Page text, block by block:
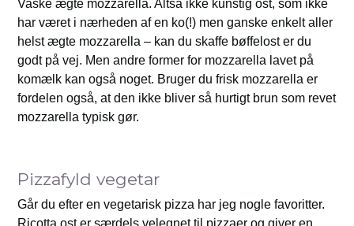
Vaske ægte mozzarella. Altså ikke kunstig ost, som ikke
har været i nærheden af en ko(!) men ganske enkelt aller
helst ægte mozzarella – kan du skaffe bøffelost er du
godt på vej. Men andre former for mozzarella lavet på
komælk kan også noget. Bruger du frisk mozzarella er
fordelen også, at den ikke bliver så hurtigt brun som revet
mozzarella typisk gør.
Pizzafyld vegetar
Går du efter en vegetarisk pizza har jeg nogle favoritter.
Ricotta ost er særdels velegnet til pizzaer og giver en